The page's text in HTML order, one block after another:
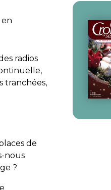
radios
tranchées,
de
nous
?